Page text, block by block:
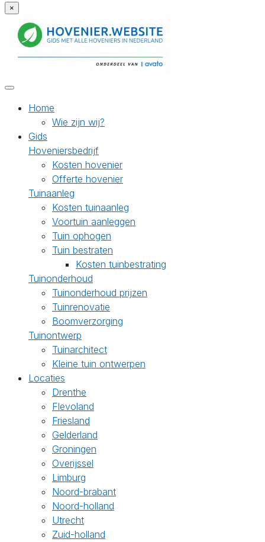
×
Home
Wie zijn wij?
Gids
Hoveniersbedrijf
Kosten hovenier
Offerte hovenier
Tuinaanleg
Kosten tuinaanleg
Voortuin aanleggen
Tuin ophogen
Tuin bestraten
Kosten tuinbestrating
Tuinonderhoud
Tuinonderhoud prijzen
Tuinrenovatie
Boomverzorging
Tuinontwerp
Tuinarchitect
Kleine tuin ontwerpen
Locaties
Drenthe
Flevoland
Friesland
Gelderland
Groningen
Overijssel
Limburg
Noord-brabant
Noord-holland
Utrecht
Zuid-holland